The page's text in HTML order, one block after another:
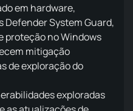
em hardware,
System Guard,
proteção no Windows
mitigação
de exploração do
exploradas